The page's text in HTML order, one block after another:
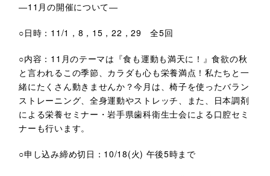
―11月の開催について―
○日時：11/1，8，15，22，29 全5回
○内容：11月のテーマは『食も運動も満天に！』食欲の秋
と言われるこの季節、カラダも心も栄養満点！私たちと一
緒にたくさん動きませんか？今月は、椅子を使ったバラン
ストレーニング、全身運動やストレッチ、また、日本調剤
による栄養セミナー・岩手県歯科衛生士会による口腔セミ
ナーも行います。
○申し込み締め切日：10/18(火) 午後5時まで